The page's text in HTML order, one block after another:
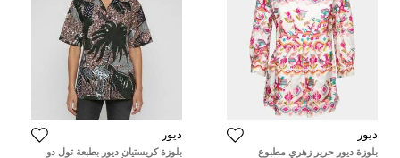
ديور
بلوزة ديور حرير زهري مطبوع
ديور
بلوزة كريستيان ديور بطبعة تول دو